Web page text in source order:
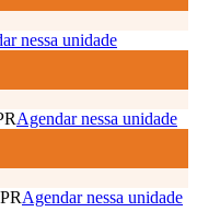
nessa unidade
Agendar nessa unidade
Agendar nessa unidade